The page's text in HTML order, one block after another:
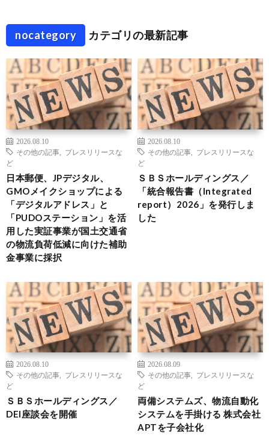
nocategory カテゴリの最新記事
2026.08.10
その他の記事
プレスリリースな
ど
日本郵便、JPデジタル、
GMOメイクショップによる
「デジタルアドレス」と
「PUDOステーション」を活
用した実証事業が国土交通省
の物流負荷低減に向けた補助
金事業に採択
2026.08.10
その他の記事
プレスリリースな
ど
ＳＢＳホールディングス／
「統合報告書（Integrated
report）2026」を発行しま
した
2026.08.10
その他の記事
プレスリリースな
ど
ＳＢＳホールディングス／
DEI座談会を開催
2026.08.09
その他の記事
プレスリリースな
ど
両備システムズ、物流自動化
システムを手掛ける 株式会社
APTを子会社化